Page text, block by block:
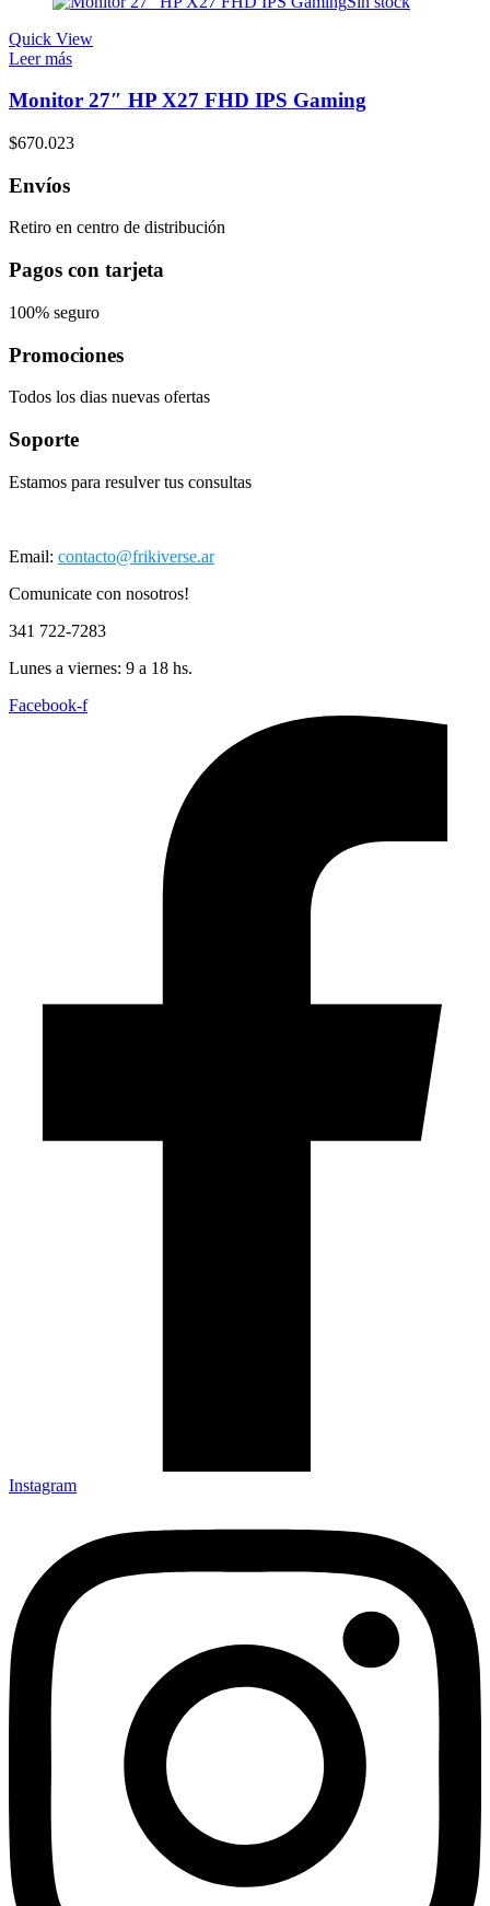
Quick View
Leer más
Monitor 27″ HP X27 FHD IPS Gaming
$670.023
Envíos
Retiro en centro de distribución
Pagos con tarjeta
100% seguro
Promociones
Todos los dias nuevas ofertas
Soporte
Estamos para resulver tus consultas
Email: contacto@frikiverse.ar
Comunicate con nosotros!
341 722-7283
Lunes a viernes: 9 a 18 hs.
Facebook-f
Instagram